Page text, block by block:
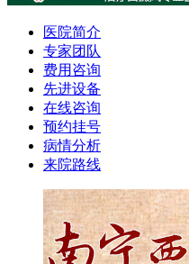
医院简介
专家团队
费用咨询
先进设备
在线咨询
预约挂号
病情分析
来院路线